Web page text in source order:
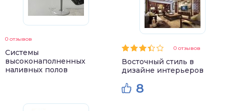
0 отзывов
Системы
высоконаполненных
наливных полов
0 отзывов
Восточный стиль в
дизайне интерьеров
8